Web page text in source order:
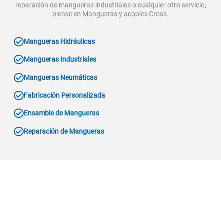
reparación de mangueras industriales o cualquier otro servicio,
piense en Mangueras y acoples Cross.
Mangueras Hidráulicas
Mangueras Industriales
Mangueras Neumáticas
Fabricación Personalizada
Ensamble de Mangueras
Reparación de Mangueras